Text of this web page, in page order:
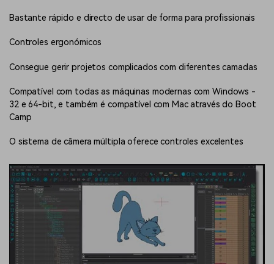
Bastante rápido e directo de usar de forma para profissionais
Controles ergonómicos
Consegue gerir projetos complicados com diferentes camadas
Compatível com todas as máquinas modernas com Windows -
32 e 64-bit, e também é compatível com Mac através do Boot
Camp
O sistema de câmera múltipla oferece controles excelentes